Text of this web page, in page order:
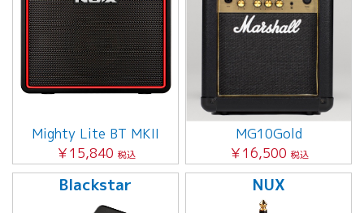
Mighty Lite BT MKII
￥15,840 税込
MG10Gold
￥16,500 税込
Blackstar NUX